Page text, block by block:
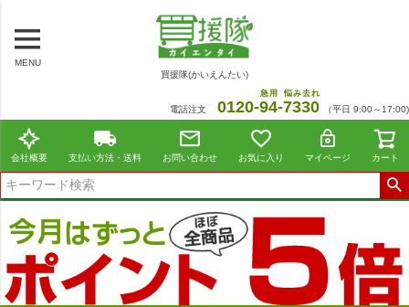
MENU
買援隊(かいえんたい)
電話注文 0120-94
急用
-7330
悩み去れ
（平日 9:00～17:00)
会社概要 支払い方法・送料 お問い合わせ お気に入り マイページ カート